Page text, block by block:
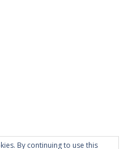
By continuing to use this